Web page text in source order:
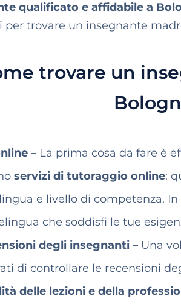
qualificato e affidabile a
per trovare un insegnante
trovare un
– La prima cosa da fare è
servizi di tutoraggio online:
e livello di competenza.
che soddisfi le tue
degli insegnanti – Una
di controllare le recensioni
delle lezioni e della